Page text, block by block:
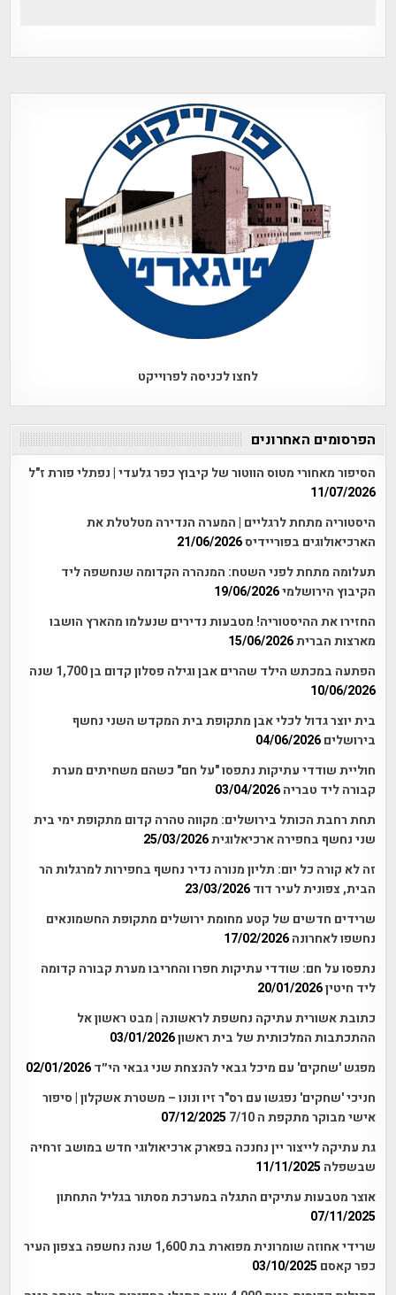
לחצו לכניסה לפרוייקט
הפרסומים האחרונים
הסיפור מאחורי מטוס הווטור של קיבוץ כפר גלעדי | נפתלי פורת ז"ל
11/07/2026
היסטוריה מתחת לרגליים | המערה הנדירה מטלטלת את
הארכיאולוגים בפוריידיס21/06/2026
תעלומה מתחת לפני השטח: המנהרה הקדומה שנחשפה ליד
הקיבוץ הירושלמי19/06/2026
החזירו את ההיסטוריה! מטבעות נדירים שנעלמו מהארץ הושבו
מארצות הברית15/06/2026
הפתעה במכתש הילד שהרים אבן וגילה פסלון קדום בן 1,700 שנה
10/06/2026
בית יוצר גדול לכלי אבן מתקופת בית המקדש השני נחשף
בירושלים 04/06/2026
חוליית שודדי עתיקות נתפסו "על חם" כשהם משחיתים מערת
קבורה ליד טבריה 03/04/2026
תחת רחבת הכותל בירושלים: מקווה טהרה קדום מתקופת ימי בית
שני נחשף בחפירה ארכיאלוגית25/03/2026
זה לא קורה כל יום: תליון מנורה נדיר נחשף בחפירות למרגלות הר
הבית, צפונית לעיר דוד 23/03/2026
שרידים חדשים של קטע מחומת ירושלים מתקופת החשמונאים
נחשפו לאחרונה 17/02/2026
נתפסו על חם: שודדי עתיקות חפרו והחריבו מערת קבורה קדומה
ליד חיטין20/01/2026
כתובת אשורית עתיקה נחשפת לראשונה | מבט ראשון אל
ההתכתבות המלכותית של בית ראשון03/01/2026
מפגש 'שחקים' עם מיכל גבאי להנצחת שני גבאי הי״ד 02/01/2026
חניכי 'שחקים' נפגשו עם רס"ר זיו ונונו – משטרת אשקלון | סיפור
אישי מבוקר מתקפת ה 7/10
07/12/2025
גת עתיקה לייצור יין נחנכה בפארק ארכיאולוגי חדש במושב זרחיה
שבשפלה 11/11/2025
אוצר מטבעות עתיקים התגלה במערכת מסתור בגליל התחתון
07/11/2025
שרידי אחוזה שומרונית מפוארת בת 1,600 שנה נחשפה בצפון העיר
כפר קאסם 03/10/2025